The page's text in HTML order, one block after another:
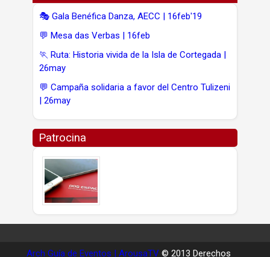
🎭 Gala Benéfica Danza, AECC | 16feb'19
💬 Mesa das Verbas | 16feb
🏃 Ruta: Historia vivida de la Isla de Cortegada |
26may
💬 Campaña solidaria a favor del Centro Tulizeni
| 26may
Patrocina
Arch Guía de Eventos | ArousaTV © 2013 Derechos